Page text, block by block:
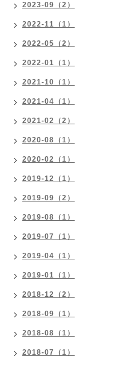
2023-09（2）
2022-11（1）
2022-05（2）
2022-01（1）
2021-10（1）
2021-04（1）
2021-02（2）
2020-08（1）
2020-02（1）
2019-12（1）
2019-09（2）
2019-08（1）
2019-07（1）
2019-04（1）
2019-01（1）
2018-12（2）
2018-09（1）
2018-08（1）
2018-07（1）